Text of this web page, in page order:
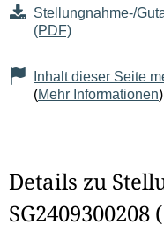
Stellungnahme-/
(PDF)
Inhalt dieser Seite
(Mehr Informationen)
Details zu
SG2409300208 (